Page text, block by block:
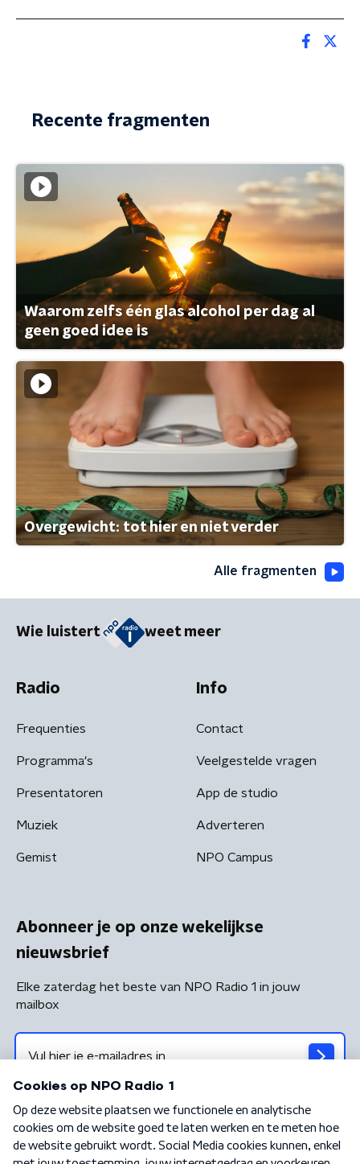
Recente fragmenten
Waarom zelfs één glas alcohol per dag al
geen goed idee is
Overgewicht: tot hier en niet verder
Alle fragmenten
Wie luistert weet meer
Radio
Frequenties
Programma's
Presentatoren
Muziek
Gemist
Info
Contact
Veelgestelde vragen
App de studio
Adverteren
NPO Campus
Abonneer je op onze wekelijkse
nieuwsbrief
Elke zaterdag het beste van NPO Radio 1 in jouw
mailbox
Algemene voorwaarden